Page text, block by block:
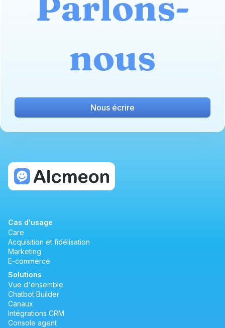
nous
Nous écrire
Cas d'usage
Care
Acquisition et fidélisation
Marketing
E-commerce
Solutions
Vue d'ensemble
Chatbot Builder
Canaux
Intégrations CRM
Console agent